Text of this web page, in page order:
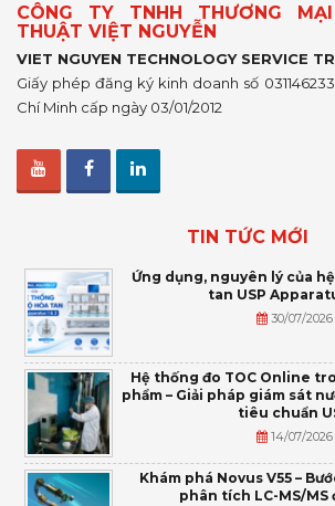
CÔNG TY TNHH THƯƠNG
THUẬT VIỆT NGUYỄN
VIET NGUYEN TECHNOLOGY SERVICE
Giấy phép đăng ký kinh doanh số
Chí Minh cấp ngày 03/01/2012
TIN TỨC MỚI
Ứng dụng, nguyên lý của
tan USP
30/07/2026
Hệ thống đo TOC Online
phẩm – Giải pháp giám sát
tiêu chuẩn
14/07/2026
Khám phá Novus V55 –
phân tích LC-MS/MS